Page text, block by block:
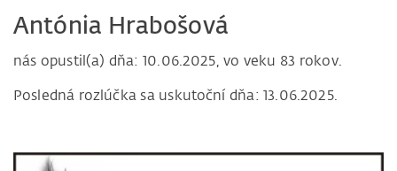
Antónia Hrabošová
nás opustil(a) dňa: 10.06.2025, vo veku 83 rokov.
Posledná rozlúčka sa uskutoční dňa: 13.06.2025.